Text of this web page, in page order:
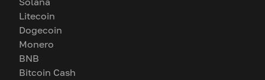
Litecoin
Dogecoin
Monero
BNB
Bitcoin Cash